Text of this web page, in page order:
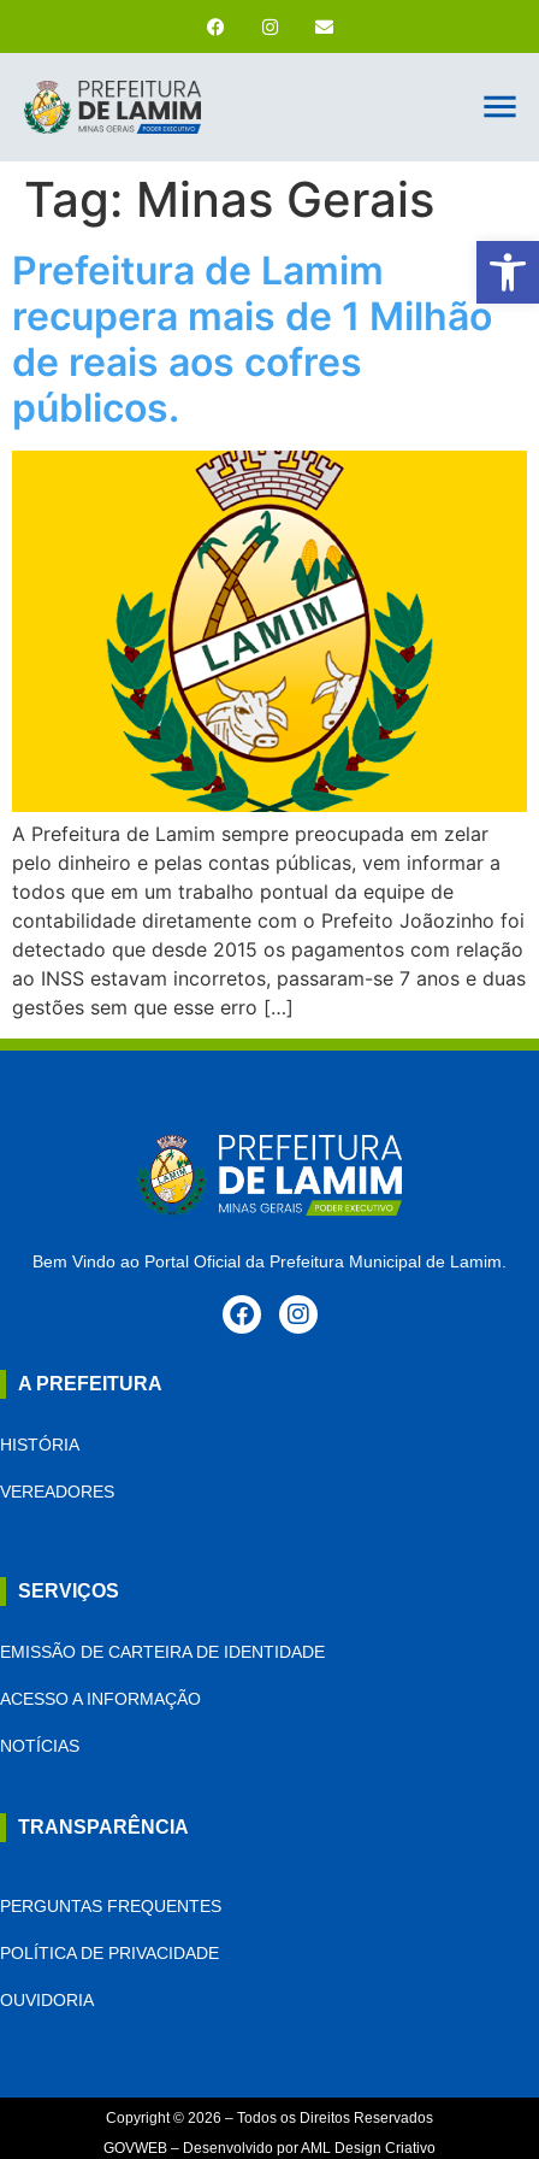
Tag: Minas Gerais
Prefeitura de Lamim
recupera mais de 1 Milhão
de reais aos cofres
públicos.
A Prefeitura de Lamim sempre preocupada em zelar
pelo dinheiro e pelas contas públicas, vem informar a
todos que em um trabalho pontual da equipe de
contabilidade diretamente com o Prefeito Joãozinho foi
detectado que desde 2015 os pagamentos com relação
ao INSS estavam incorretos, passaram-se 7 anos e duas
gestões sem que esse erro […]
Bem Vindo ao Portal Oficial da Prefeitura Municipal de Lamim.
A PREFEITURA
HISTÓRIA
VEREADORES
SERVIÇOS
EMISSÃO DE CARTEIRA DE IDENTIDADE
ACESSO A INFORMAÇÃO
NOTÍCIAS
TRANSPARÊNCIA
PERGUNTAS FREQUENTES
POLÍTICA DE PRIVACIDADE
OUVIDORIA
Copyright © 2026 – Todos os Direitos Reservados
GOVWEB – Desenvolvido por AML Design Criativo